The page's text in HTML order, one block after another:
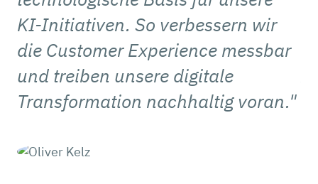
KI-Initiativen. So verbessern wir
die Customer Experience messbar
und treiben unsere digitale
Transformation nachhaltig voran."